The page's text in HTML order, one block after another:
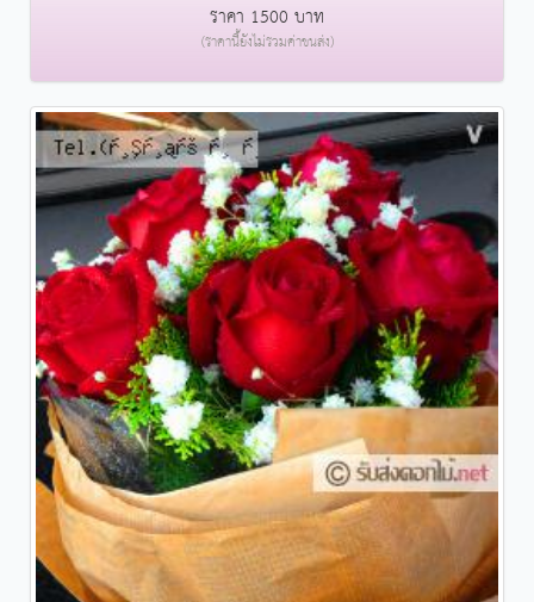
ราคา 1500 บาท
(ราคานี้ยังไม่รวมค่าขนส่ง)